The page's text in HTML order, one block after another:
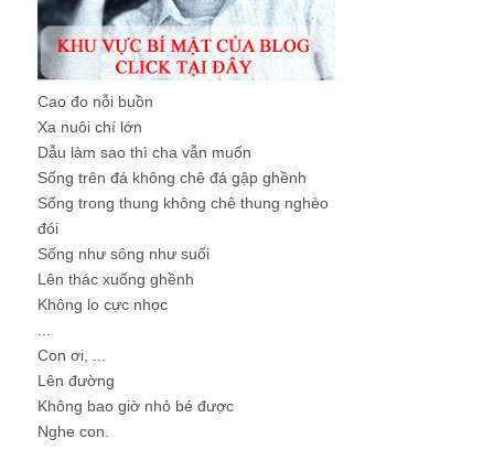
Cao đo nỗi buồn
Xa nuôi chí lớn
Dẫu làm sao thì cha vẫn muốn
Sống trên đá không chê đá gập ghềnh
Sống trong thung không chê thung nghèo
đói
Sống như sông như suối
Lên thác xuống ghềnh
Không lo cực nhọc
Con ơi, ...
Lên đường
Không bao giờ nhỏ bé được
Nghe con.